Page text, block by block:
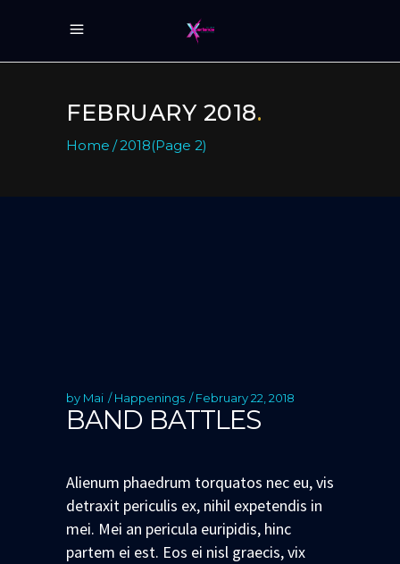
FEBRUARY 2018.
Home /2018(Page 2)
by Mai Happenings February 22, 2018
BAND BATTLES
Alienum phaedrum torquatos nec eu, vis
detraxit periculis ex, nihil expetendis in
mei. Mei an pericula euripidis, hinc
partem ei est. Eos ei nisl graecis, vix